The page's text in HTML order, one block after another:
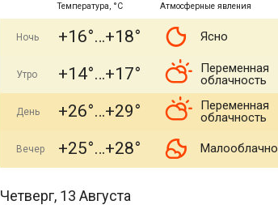
Температура, °C Атмосферные явления
Ночь +16° +18° Ясно
Утро +14° +17°
Переменная
облачность
День +26° +29°
Переменная
облачность
Вечер +25° +28° Малооблачно
Четверг, 13 Августа